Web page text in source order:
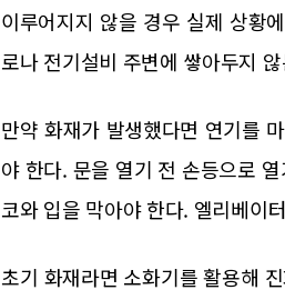
이루어지지 않을 경우 실제 상황
로나 전기설비 주변에 쌓아두지
만약 화재가 발생했다면 연기를
야 한다. 문을 열기 전 손등으로
코와 입을 막아야 한다. 엘리베이
초기 화재라면 소화기를 활용해